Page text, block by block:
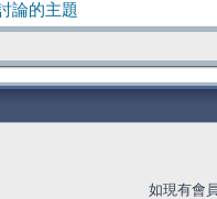
論的主題
如現有會